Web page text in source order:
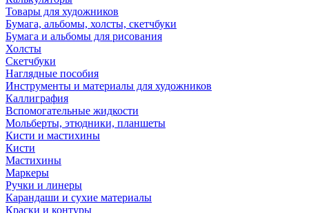
Товары для художников
Бумага, альбомы, холсты, скетчбуки
Бумага и альбомы для рисования
Холсты
Скетчбуки
Наглядные пособия
Инструменты и материалы для художников
Каллиграфия
Вспомогательные жидкости
Мольберты, этюдники, планшеты
Кисти и мастихины
Кисти
Мастихины
Маркеры
Ручки и линеры
Карандаши и сухие материалы
Краски и контуры